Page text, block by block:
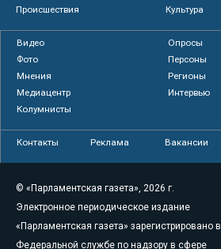
Происшествия
Культура
Видео
Опросы
Фото
Персоны
Мнения
Регионы
Медиацентр
Интервью
Колумнисты
Контакты Реклама Вакансии
© «Парламентская газета», 2026 г.
Электронное периодическое издание
«Парламентская газета» зарегистрировано в
Федеральной службе по надзору в сфере